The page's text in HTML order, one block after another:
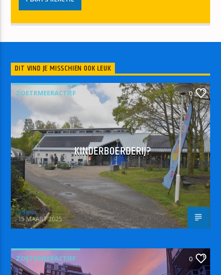
DIT VIND JE MISSCHIEN OOK LEUK
ZOETRMEERACTIEF 0
KINDERBOERDERIJ?
admin
15 MAART 2025
ZOETRMEERACTIEF 0